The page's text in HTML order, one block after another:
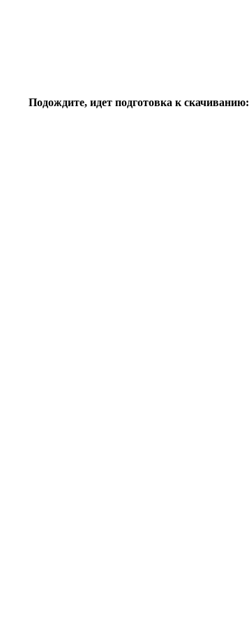
Подождите, идет подготовка к скачиванию: